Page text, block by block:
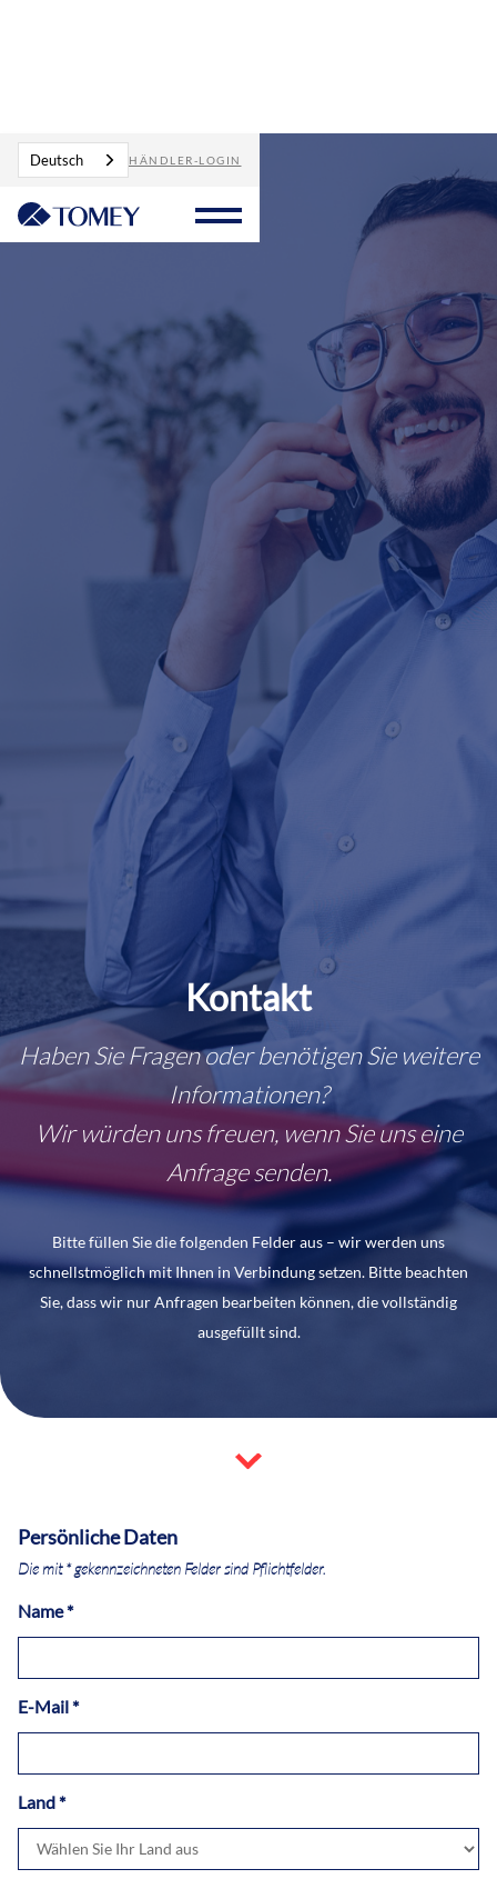
Deutsch HÄNDLER-LOGIN
Kontakt
Haben Sie Fragen oder benötigen Sie weitere
Informationen?
Wir würden uns freuen, wenn Sie uns eine
Anfrage senden.
Bitte füllen Sie die folgenden Felder aus – wir werden uns
schnellstmöglich mit Ihnen in Verbindung setzen. Bitte beachten
Sie, dass wir nur Anfragen bearbeiten können, die vollständig
ausgefüllt sind.
Persönliche Daten
Die mit * gekennzeichneten Felder sind Pflichtfelder.
Name *
E-Mail *
Land *